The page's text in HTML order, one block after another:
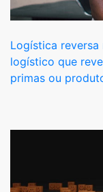
Logística
logístico que
primas ou